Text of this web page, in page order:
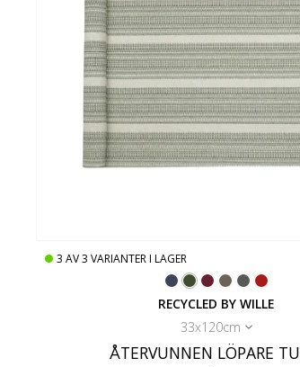
3 AV3 VARIANTER I LAGER
RECYCLED BY WILLE
33x120cm
ÅTERVUNNEN LÖPARE